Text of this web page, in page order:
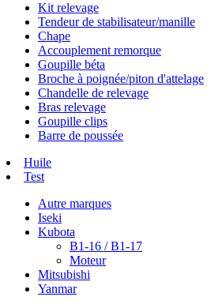
Kit relevage
Tendeur de stabilisateur/manille
Chape
Accouplement remorque
Goupille béta
Broche à poignée/piton d'attelage
Chandelle de relevage
Bras relevage
Goupille clips
Barre de poussée
Huile
Test
Autre marques
Iseki
Kubota
B1-16 / B1-17
Moteur
Mitsubishi
Yanmar